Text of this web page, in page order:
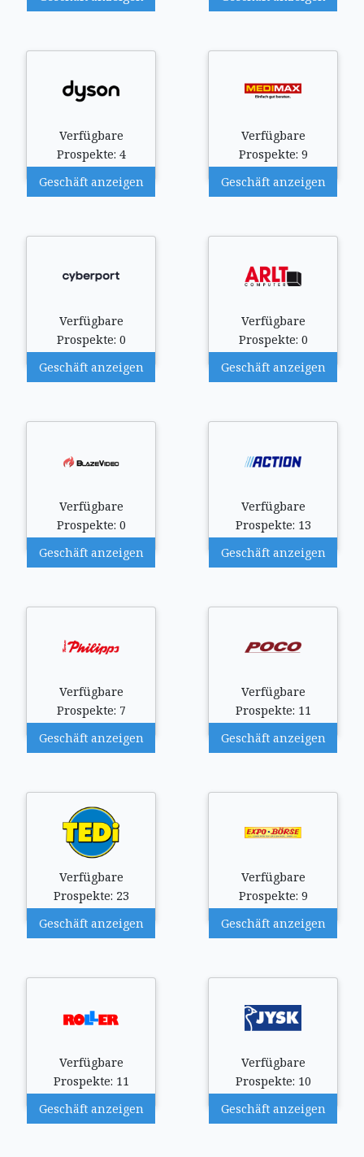
Verfügbare
Prospekte: 4
Geschäft anzeigen
Verfügbare
Prospekte: 9
Geschäft anzeigen
Verfügbare
Prospekte: 0
Geschäft anzeigen
Verfügbare
Prospekte: 0
Geschäft anzeigen
Verfügbare
Prospekte: 0
Geschäft anzeigen
Verfügbare
Prospekte: 13
Geschäft anzeigen
Verfügbare
Prospekte: 7
Geschäft anzeigen
Verfügbare
Prospekte: 11
Geschäft anzeigen
Verfügbare
Prospekte: 23
Geschäft anzeigen
Verfügbare
Prospekte: 9
Geschäft anzeigen
Verfügbare
Prospekte: 11
Geschäft anzeigen
Verfügbare
Prospekte: 10
Geschäft anzeigen